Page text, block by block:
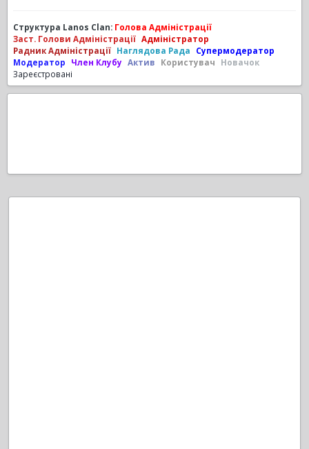
Структура Lanos Clan: Голова Адміністрації
Заст. Голови Адміністрації Адміністратор
Радник Адміністрації Наглядова Рада
Супермодератор
Модератор
Член Клубу Актив Користувач
Новачок
Зареєстровані